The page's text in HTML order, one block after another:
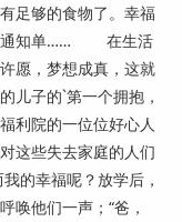
足够的食物了。幸福
学通知单…… 在生活
愿，梦想成真，这就
儿子的`第一个拥抱，
利院的一位位好心人
这些失去家庭的人们
幸福呢？放学后，
唤他们一声；“爸，